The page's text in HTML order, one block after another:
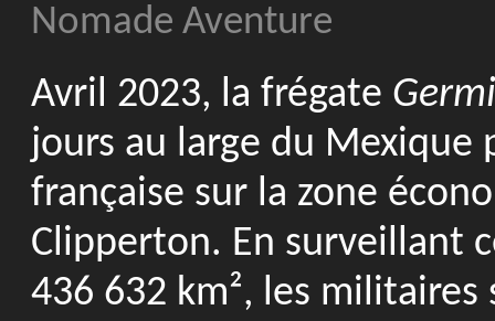
Nomade Aventure
Avril 2023, la frégate
jours au large du
française sur la zone
Clipperton. En surveillant
436 632 km², les